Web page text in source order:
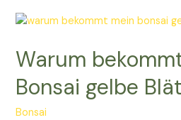
Bonsai
nicht?
klären
wir’s!
Warum
Bonsai gelbe
Bonsai